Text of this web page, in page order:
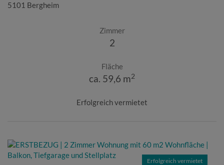
5101 Bergheim
Zimmer
2
Fläche
ca. 59,6 m2
Erfolgreich vermietet
Erfolgreich vermietet